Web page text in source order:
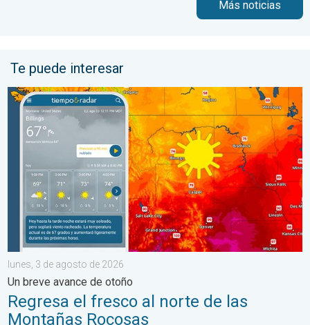
Más noticias
Te puede interesar
Regresa el fresco al norte de las Montañas Rocosas. Un
lunes, 3 de agosto de 2026
Un breve avance de otoño
Regresa el fresco al norte de las
Montañas Rocosas